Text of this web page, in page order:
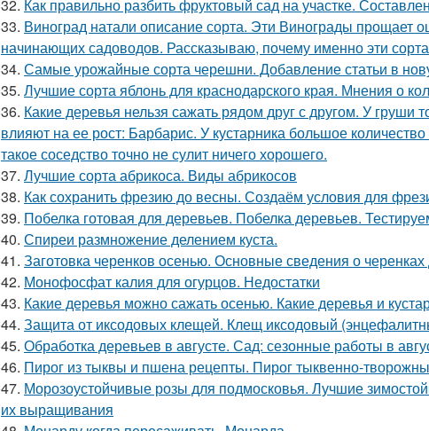
32. Как правильно разбить фруктовый сад на участке.
33. Виноград натали описание сорта. Эти Винограды
начинающих садоводов. Рассказываю, почему именно эти сорта
34. Самые урожайные сорта черешни. Добавление статьи в
35. Лучшие сорта яблонь для краснодарского края. Мнения о
36. Какие деревья нельзя сажать рядом друг с другом. У груши
влияют на ее рост: Барбарис. У кустарника большое
такое соседство точно не сулит ничего хорошего.
37. Лучшие сорта абрикоса. Виды абрикосов
38. Как сохранить фрезию до весны. Создаём условия для
39. Побелка готовая для деревьев. Побелка деревьев.
40. Спиреи размножение делением куста.
41. Заготовка черенков осенью. Основные сведения о
42. Монофосфат калия для огурцов. Недостатки
43. Какие деревья можно сажать осенью. Какие деревья и
44. Защита от иксодовых клещей. Клещ иксодовый
45. Обработка деревьев в августе. Сад: сезонные работы в
46. Пирог из тыквы и пшена рецепты. Пирог тыквенно-
47. Морозоустойчивые розы для подмосковья. Лучшие
их выращивания